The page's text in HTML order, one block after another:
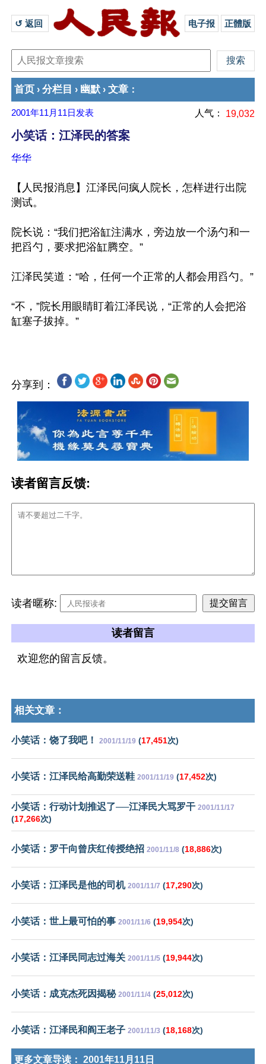
↺ 返回 电子报 正體版
首页 › 分栏目 › 幽默 › 文章 ：
2001年11月11日 发表 人气： 19,032
小笑话：江泽民的答案
华华
【人民报消息】江泽民问疯人院长，怎样进行出院
测试。
院长说：“我们把浴缸注满水，旁边放一个汤勺和一
把舀勺，要求把浴缸腾空。”
江泽民笑道：“哈，任何一个正常的人都会用舀勺。”
“不，”院长用眼睛盯着江泽民说，“正常的人会把浴
缸塞子拔掉。”
分享到：
读者留言反馈:
读者暱称:
读者留言
欢迎您的留言反馈。
相关文章：
小笑话：饶了我吧！ 2001/11/19 (17,451次)
小笑话：江泽民给高勤荣送鞋 2001/11/19 (17,452次)
小笑话：行动计划推迟了──江泽民大骂罗干 2001/11/17
(17,266次)
小笑话：罗干向曾庆红传授绝招 2001/11/8 (18,886次)
小笑话：江泽民是他的司机 2001/11/7 (17,290次)
小笑话：世上最可怕的事 2001/11/6 (19,954次)
小笑话：江泽民同志过海关 2001/11/5 (19,944次)
小笑话：成克杰死因揭秘 2001/11/4 (25,012次)
小笑话：江泽民和阎王老子 2001/11/3 (18,168次)
更多文章导读： 2001年11月11日